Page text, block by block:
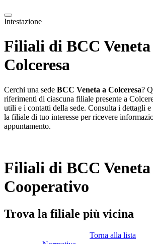
Intestazione
Filiali di BCC Veneta
Colceresa
Cerchi una sede BCC Veneta a Colceresa?
riferimenti di ciascuna filiale presente a
utili e i contatti della sede. Consulta i dettagli e
la filiale di tuo interesse per ricevere
appuntamento.
Filiali di BCC
Cooperativo
Trova la filiale più vicina
Torna alla lista